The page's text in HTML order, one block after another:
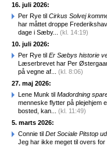
16. juli 2026:
Per Rye til Cirkus Solvej
har måttet droppe
dage i Sæby... (kl. 14:19)
10. juli 2026:
Per Rye til Er Sæbys historie
Læserbrevet har Per
på vegne af... (kl. 8:06)
27. maj 2026:
Lene Munk til Madordning
menneske flytter på plejehjem
bosted, kan... (kl. 11:49)
5. marts 2026:
Connie til Det Sociale Pitstop
Jeg har ikke meget til overs for